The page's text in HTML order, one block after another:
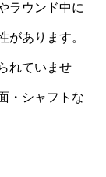
ラウンド中に
があります。
れていませ
・シャフトな